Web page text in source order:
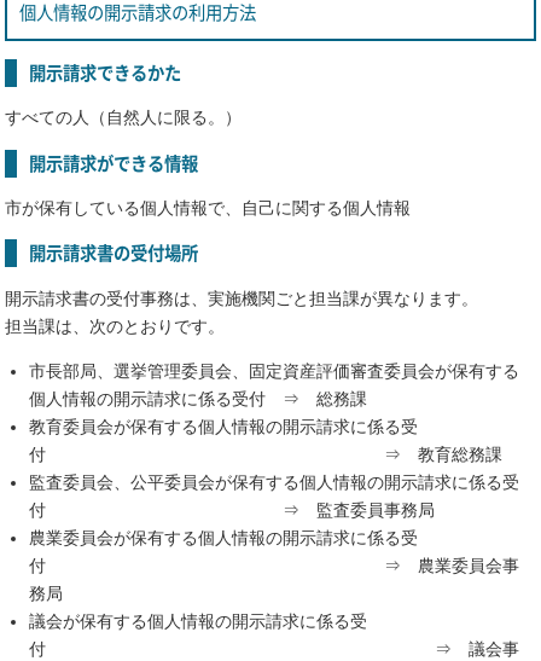
個人情報の開示請求の利用方法
開示請求できるかた
すべての人（自然人に限る。）
開示請求ができる情報
市が保有している個人情報で、自己に関する個人情報
開示請求書の受付場所
開示請求書の受付事務は、実施機関ごと担当課が異なります。
担当課は、次のとおりです。
市長部局、選挙管理委員会、固定資産評価審査委員会が保有する
個人情報の開示請求に係る受付 ⇒ 総務課
教育委員会が保有する個人情報の開示請求に係る受
付 ⇒ 教育総務課
監査委員会、公平委員会が保有する個人情報の開示請求に係る受
付 ⇒ 監査委員事務局
農業委員会が保有する個人情報の開示請求に係る受
付 ⇒ 農業委員会事
務局
議会が保有する個人情報の開示請求に係る受
付 ⇒ 議会事